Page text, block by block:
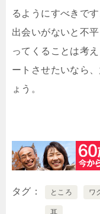
るようにすべきです
出会いがないと不
ってくることは考
ートさせたいなら
ょう。
タグ ところ ワ